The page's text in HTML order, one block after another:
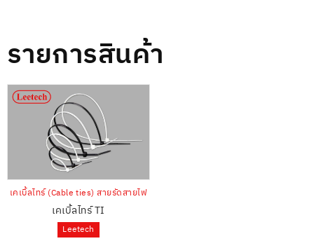
รายการสินค้า
เคเบิ้ลไทร์ (Cable ties) สายรัดสายไฟ
เคเบิ้ลไทร์ TI
Leetech